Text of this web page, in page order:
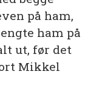
på ham,
ham på
ut, før det
Mikkel